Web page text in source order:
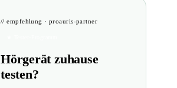
// empfehlung · proauris-partner
Hörgerät zuhause
testen?